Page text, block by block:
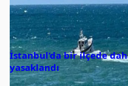
İstanbul’da bir ilçede
yasaklandı